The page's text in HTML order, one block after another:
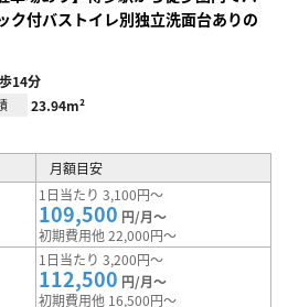
ク付バストイレ別独立洗面台ありの
14分
23.94m²
月額目安
1日当たり 3,100円～
109,500 円/月～
初期費用他 22,000円～
1日当たり 3,200円～
112,500 円/月～
初期費用他 16,500円～